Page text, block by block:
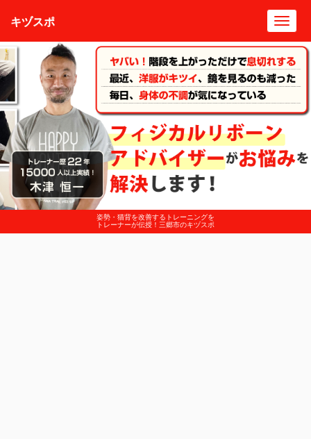
姿勢・猫背を改善するトレーニングを
トレーナーが伝授！三郷市のキヅスポ
キヅスポ